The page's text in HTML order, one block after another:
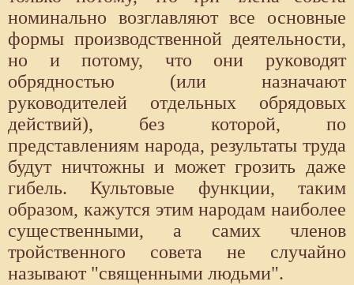
номинально возглавляют все основные
формы производственной деятельности,
но и потому, что они руководят
обрядностью (или назначают
руководителей отдельных обрядовых
действий), без которой, по
представлениям народа, результаты труда
будут ничтожны и может грозить даже
гибель. Культовые функции, таким
образом, кажутся этим народам наиболее
существенными, а самих членов
тройственного совета не случайно
называют "священными людьми".